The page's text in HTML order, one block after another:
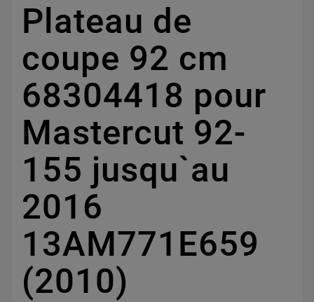
Plateau de
coupe 92 cm
68304418 pour
Mastercut 92-
155 jusqu`au
2016
13AM771E659
(2010)